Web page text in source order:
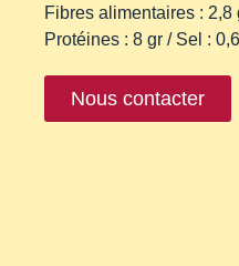
Fibres alimentaires : 2,8
Protéines : 8 gr / Sel :
Nous contacter